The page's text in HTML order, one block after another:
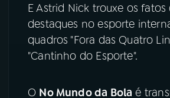
TikTok
E Astrid Nick trouxe os
destaques no esporte
quadros "Fora das Quatro
"Cantinho do Esporte".
O No Mundo da Bola é